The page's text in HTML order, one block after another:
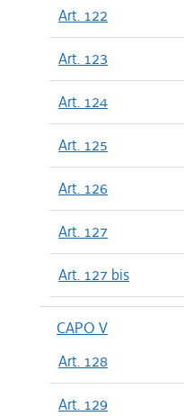
Art. 122
Art. 123
Art. 124
Art. 125
Art. 126
Art. 127
Art. 127 bis
CAPO V
Art. 128
Art. 129